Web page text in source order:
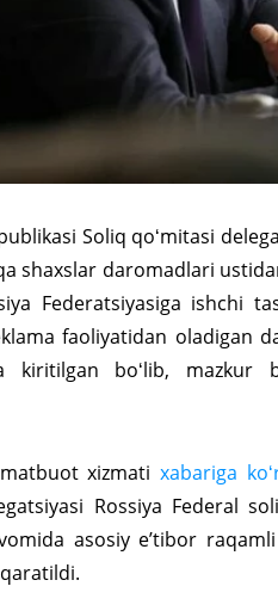
Soliq qoʻmitasi
shaxslar daromadlari
Federatsiyasiga ishchi
faoliyatidan oladigan
kiritilgan boʻlib,
xizmatixabariga
Rossiya Federal
asosiy eʼtibor